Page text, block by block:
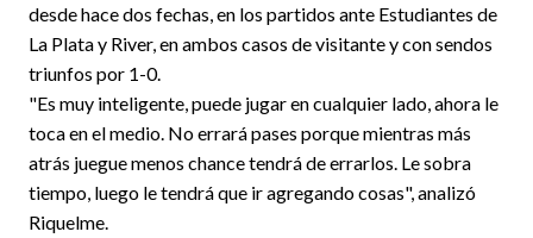
desde hace dos fechas, en los partidos ante Estudiantes de
La Plata y River, en ambos casos de visitante y con sendos
triunfos por 1-0.
"Es muy inteligente, puede jugar en cualquier lado, ahora le
toca en el medio. No errará pases porque mientras más
atrás juegue menos chance tendrá de errarlos. Le sobra
tiempo, luego le tendrá que ir agregando cosas", analizó
Riquelme.